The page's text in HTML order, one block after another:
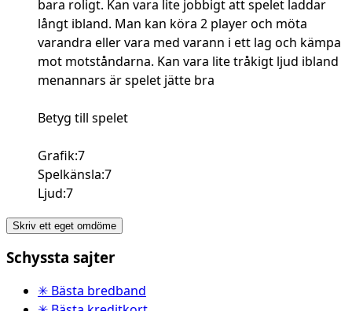
bara roligt. Kan vara lite jobbigt att spelet laddar
långt ibland. Man kan köra 2 player och möta
varandra eller vara med varann i ett lag och kämpa
mot motståndarna. Kan vara lite tråkigt ljud ibland
menannars är spelet jätte bra
Betyg till spelet
Grafik:7
Spelkänsla:7
Ljud:7
Skriv ett eget omdöme
Schyssta sajter
✳ Bästa bredband